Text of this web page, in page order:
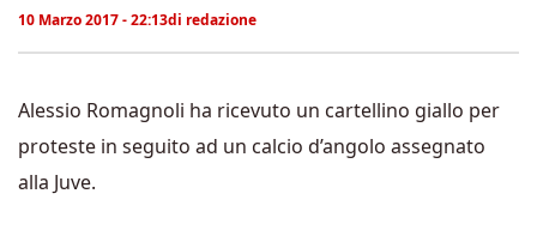
10 Marzo 2017 - 22:13di redazione
Alessio Romagnoli ha ricevuto un cartellino giallo per
proteste in seguito ad un calcio d’angolo assegnato
alla Juve.